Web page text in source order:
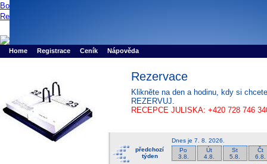
Booker online rezerva�n� syst�m
Rezervujse - Port�l pro online rezervace sportu
Home Registrace Ceník Nápověda
Rezervace
Klikněte na den a hodinu, kdy si
REZERVUJ.
RECEPCE JULISKA: +420 728 746
předchozí
týden
Dnes je7. 8. 2026
Po
3.8.
Út
4.8.
St
5.8.
Čt
6.8.